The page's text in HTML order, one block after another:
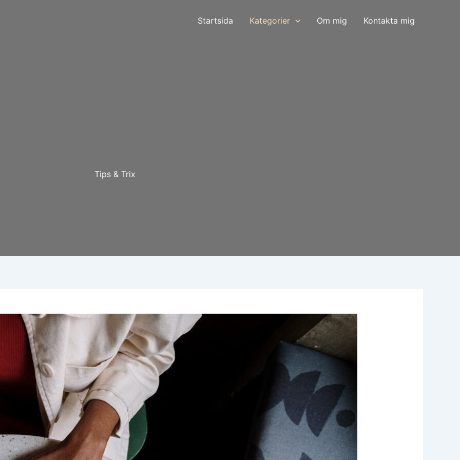
Startsida Kategorier Om mig Kontakta mig
Tips & Trix